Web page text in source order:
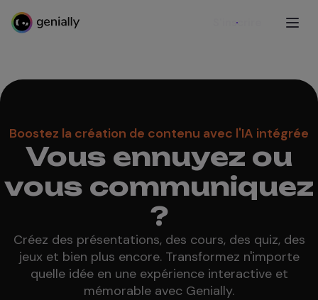
S'inscrire
Boostez la création de contenu avec l'IA intégrée
Vous ennuyez ou
vous communiquez
?
Créez des présentations, des cours, des quiz, des
jeux et bien plus encore. Transformez n'importe
quelle idée en une expérience interactive et
mémorable avec Genially.